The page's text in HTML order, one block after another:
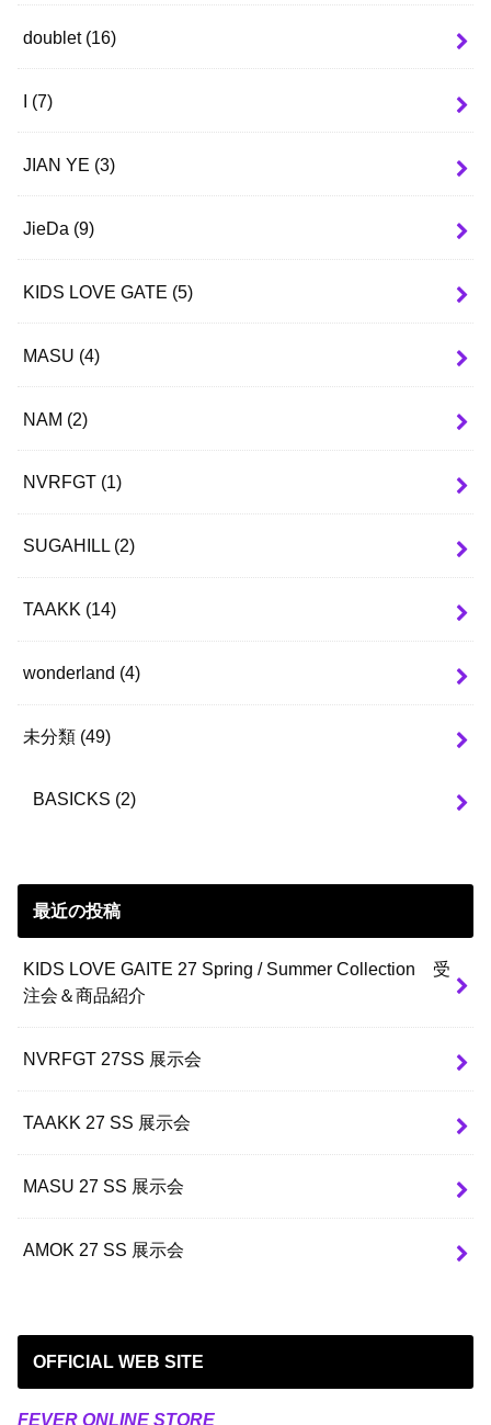
doublet (16)
I (7)
JIAN YE (3)
JieDa (9)
KIDS LOVE GATE (5)
MASU (4)
NAM (2)
NVRFGT (1)
SUGAHILL (2)
TAAKK (14)
wonderland (4)
未分類 (49)
BASICKS (2)
最近の投稿
KIDS LOVE GAITE 27 Spring / Summer Collection 受
注会＆商品紹介
NVRFGT 27SS 展示会
TAAKK 27 SS 展示会
MASU 27 SS 展示会
AMOK 27 SS 展示会
OFFICIAL WEB SITE
FEVER ONLINE STORE